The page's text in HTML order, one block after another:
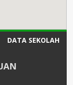
DATA SEKOLAH